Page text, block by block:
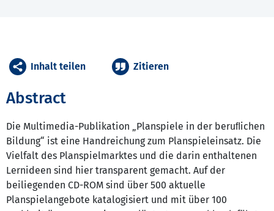
Abstract
Die Multimedia-Publikation „Planspiele in der beruﬂichen
Bildung“ ist eine Handreichung zum Planspieleinsatz. Die
Vielfalt des Planspielmarktes und die darin enthaltenen
Lernideen sind hier transparent gemacht. Auf der
beiliegenden CD-ROM sind über 500 aktuelle
Planspielangebote katalogisiert und mit über 100
Inhalt teilen Zitieren